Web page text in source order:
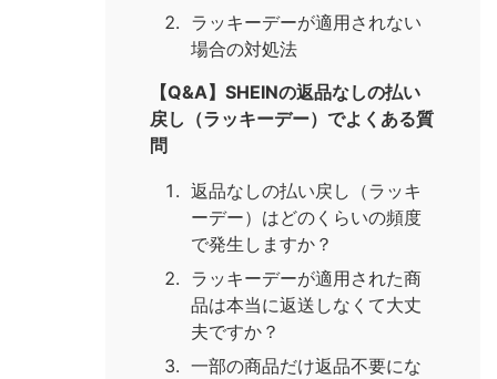
ラッキーデーが適用されない
場合の対処法
【Q&A】SHEINの返品なしの払い
戻し（ラッキーデー）でよくある質
問
返品なしの払い戻し（ラッキ
ーデー）はどのくらいの頻度
で発生しますか？
ラッキーデーが適用された商
品は本当に返送しなくて大丈
夫ですか？
一部の商品だけ返品不要にな